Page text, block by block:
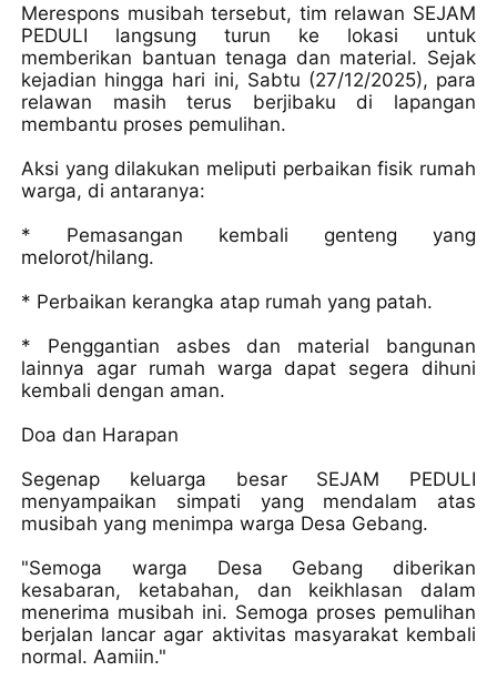
Merespons musibah tersebut, tim relawan SEJAM
PEDULI langsung turun ke lokasi untuk
memberikan bantuan tenaga dan material. Sejak
kejadian hingga hari ini, Sabtu (27/12/2025), para
relawan masih terus berjibaku di lapangan
membantu proses pemulihan.
Aksi yang dilakukan meliputi perbaikan fisik rumah
warga, di antaranya:
* Pemasangan kembali genteng yang
melorot/hilang.
* Perbaikan kerangka atap rumah yang patah.
* Penggantian asbes dan material bangunan
lainnya agar rumah warga dapat segera dihuni
kembali dengan aman.
Doa dan Harapan
Segenap keluarga besar SEJAM PEDULI
menyampaikan simpati yang mendalam atas
musibah yang menimpa warga Desa Gebang.
"Semoga warga Desa Gebang diberikan
kesabaran, ketabahan, dan keikhlasan dalam
menerima musibah ini. Semoga proses pemulihan
berjalan lancar agar aktivitas masyarakat kembali
normal. Aamiin."